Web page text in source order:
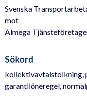
Svenska
mot
Almega
Sökord
kollektivavtalstolkning,
garantilöneregel,